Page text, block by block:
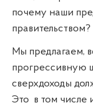
почему наши
правительством?
Мы предлагаем,
прогрессивную
сверхдоходы
Это в том числе